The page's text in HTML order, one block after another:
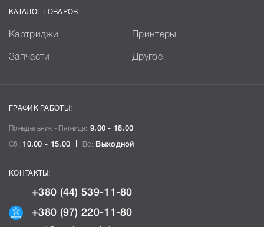
КАТАЛОГ ТОВАРОВ
Картриджи Принтеры
Запчасти Другое
ГРАФИК РАБОТЫ:
Понедельник - Пятница: 9.00 - 18.00
Сб: 10.00 - 15.00 Вс: Выходной
КОНТАКТЫ:
+380 (44) 539-11-80
+380 (97) 220-11-80